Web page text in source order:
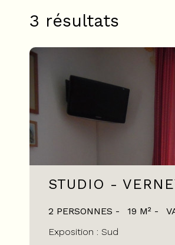
3 résultats
STUDIO -
2 PERSONNES 19 M²
Exposition : Sud